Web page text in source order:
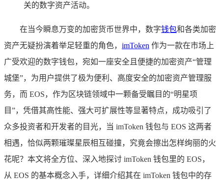
关的数字资产活动。
在当今瞬息万变的加密货币世界中，数字钱包和各类加密
资产无疑扮演着举足轻重的角色， imToken 作为一款在市场上
广受欢迎的数字钱包，宛如一座安全且便捷的加密资产“管理
城堡”，为用户提供了极为便利、高度安全的加密资产管理服
务，而 EOS，作为区块链领域中一颗备受瞩目的“明星项
目”，凭借其高性能、强大可扩展性等显著特点，成功吸引了
众多投资者和开发者的目光，当 imToken 钱包与 EOS 这两者
相遇，恰似两颗璀璨星辰相互碰撞，究竟会擦出怎样绚丽的火
花呢？本文将全方位、深入地探讨 imToken 钱包里的 EOS，
从 EOS 的基本概念入手，详细介绍其在 imToken 钱包中的存